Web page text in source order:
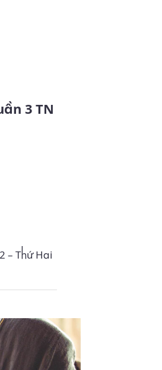
– Thứ Hai